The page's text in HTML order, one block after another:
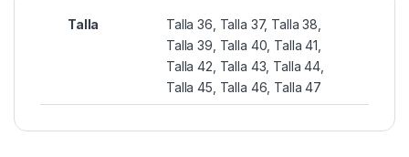
Talla
Talla 36, Talla 37, Talla 38,
Talla 39, Talla 40, Talla 41,
Talla 42, Talla 43, Talla 44,
Talla 45, Talla 46, Talla 47